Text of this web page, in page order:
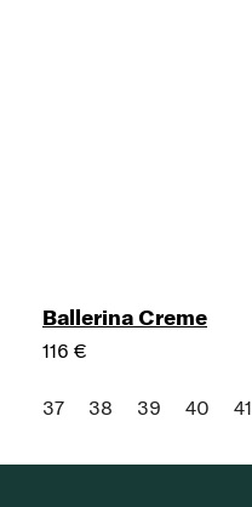
Ballerina Creme
116 €
37 38 39 40 41